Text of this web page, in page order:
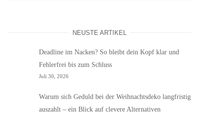
NEUSTE ARTIKEL
Deadline im Nacken? So bleibt dein Kopf klar und
Fehlerfrei bis zum Schluss
Juli 30, 2026
Warum sich Geduld bei der Weihnachtsdeko langfristig
auszahlt – ein Blick auf clevere Alternativen